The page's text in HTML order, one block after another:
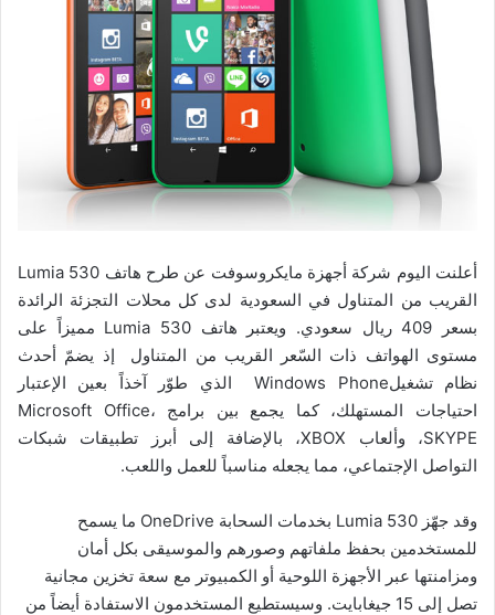
أعلنت اليوم شركة أجهزة مايكروسوفت عن طرح هاتف Lumia 530
القريب من المتناول في السعودية لدى كل محلات التجزئة الرائدة
بسعر 409 ريال سعودي. ويعتبر هاتف Lumia 530 مميزاً على
مستوى الهواتف ذات السّعر القريب من المتناول إذ يضمّ أحدث
نظام تشغيلWindows Phone الذي طوّر آخذاً بعين الإعتبار
احتياجات المستهلك، كما يجمع بين برامج Microsoft Office،
SKYPE، وألعاب XBOX، بالإضافة إلى أبرز تطبيقات شبكات
التواصل الإجتماعي، مما يجعله مناسباً للعمل واللعب.
وقد جهّز Lumia 530 بخدمات السحابة OneDrive ما يسمح
للمستخدمين بحفظ ملفاتهم وصورهم والموسيقى بكل أمان
ومزامنتها عبر الأجهزة اللوحية أو الكمبيوتر مع سعة تخزين مجانية
تصل إلى 15 جيغابايت. وسيستطيع المستخدمون الاستفادة أيضاً من